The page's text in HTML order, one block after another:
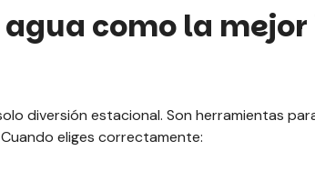
el agua, pistolas de agua grandes, juegos
de voleibol
como la
diversión estacional. Son herramientas
eliges correctamente: